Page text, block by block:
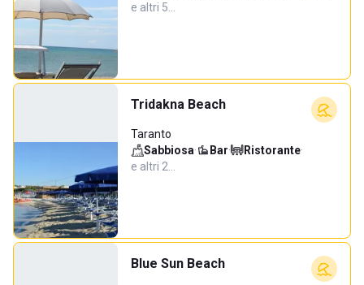
e altri 5…
Tridakna Beach
Taranto
Sabbiosa· Bar· Ristorante·
e altri 2…
Blue Sun Beach